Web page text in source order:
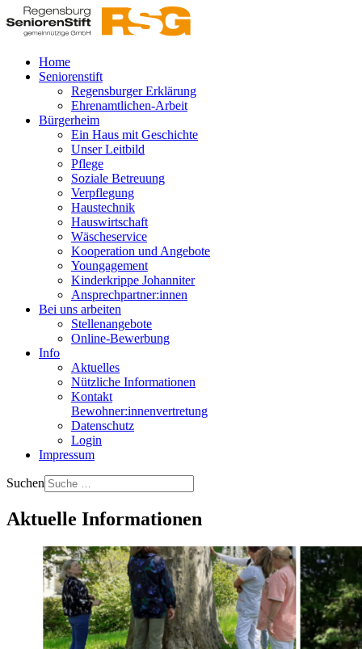
Home
Seniorenstift
Regensburger Erklärung
Ehrenamtlichen-Arbeit
Bürgerheim
Ein Haus mit Geschichte
Unser Leitbild
Pflege
Soziale Betreuung
Verpflegung
Haustechnik
Hauswirtschaft
Wäscheservice
Kooperation und Angebote
Youngagement
Kinderkrippe Johanniter
Ansprechpartner:innen
Bei uns arbeiten
Stellenangebote
Online-Bewerbung
Info
Aktuelles
Nützliche Informationen
Kontakt
Bewohner:innenvertretung
Datenschutz
Login
Impressum
Suchen
Aktuelle Informationen